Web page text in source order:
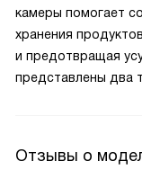
и быстрее
меньше
камеры помогает
хранения
и предотвращая
представлены два
с панелью,
Отзывы о